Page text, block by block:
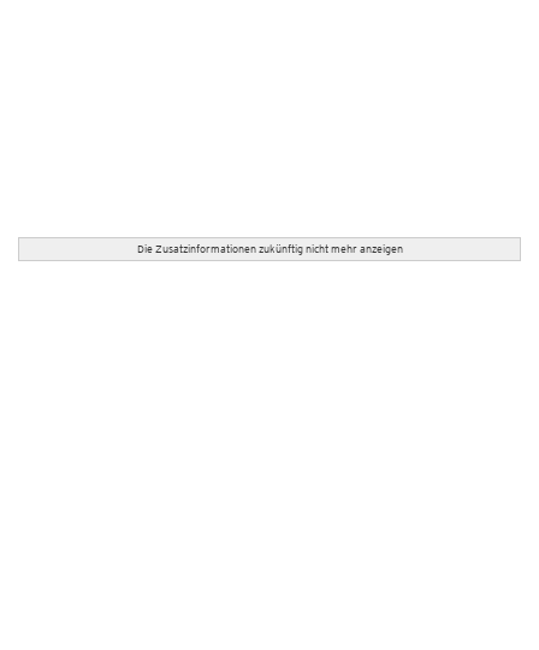
Die Zusatzinformationen zukünftig nicht mehr anzeigen